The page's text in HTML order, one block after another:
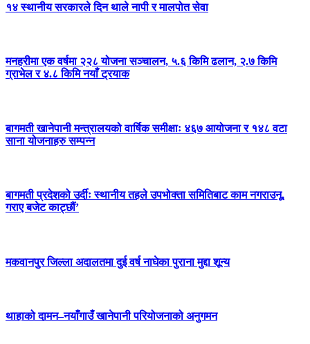
१४ स्थानीय सरकारले दिन थाले नापी र मालपोत सेवा
मनहरीमा एक वर्षमा २२८ योजना सञ्चालन, ५.६ किमि ढलान, २.७ किमि
ग्राभेल र ४.८ किमि नयाँ ट्रयाक
बागमती खानेपानी मन्त्रालयको वार्षिक समीक्षाः ४६७ आयोजना र १४८ वटा
साना योजनाहरु सम्पन्न
बागमती प्रदेशको उर्दीः स्थानीय तहले उपभोक्ता समितिबाट काम नगराउनू,
गराए बजेट काट्छौं’
मकवानपुर जिल्ला अदालतमा दुई वर्ष नाघेका पुराना मुद्दा शून्य
थाहाको दामन–नयाँगाउँ खानेपानी परियोजनाको अनुगमन